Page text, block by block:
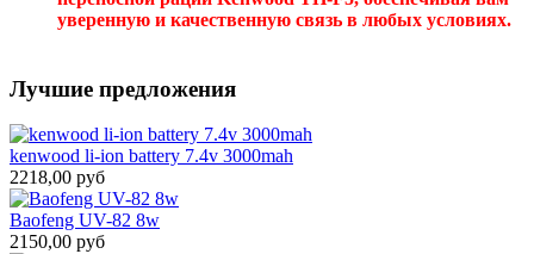
уверенную и качественную связь в любых условиях.
Лучшие предложения
kenwood li-ion battery 7.4v 3000mah
2218,00 руб
Baofeng UV-82 8w
2150,00 руб